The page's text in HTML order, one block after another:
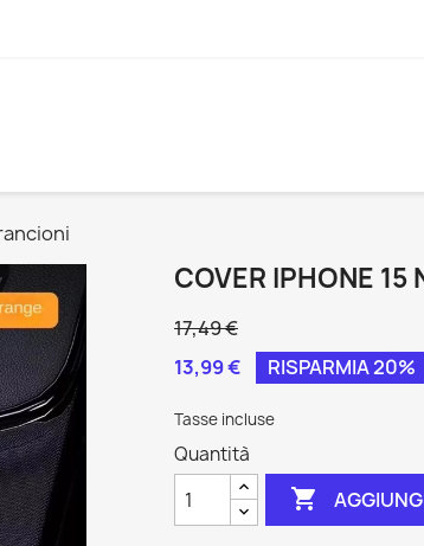
COVER IPHONE 15
17,49 €
13,99 €
RISPARMIA 20%
Tasse incluse
Quantità
